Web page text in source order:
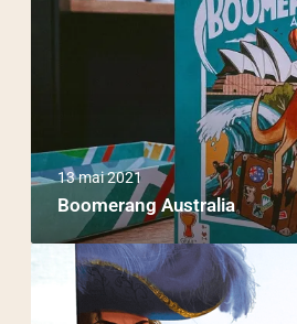
13 mai 2021
Boomerang Australia